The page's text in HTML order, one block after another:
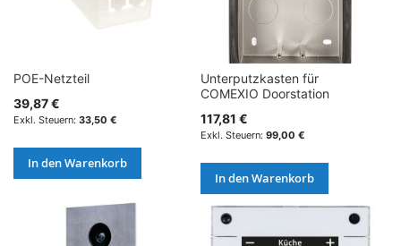
POE-Netzteil
39,87 €
33,50 €
In den Warenkorb
Unterputzkasten für
COMEXIO Doorstation
117,81 €
99,00 €
In den Warenkorb